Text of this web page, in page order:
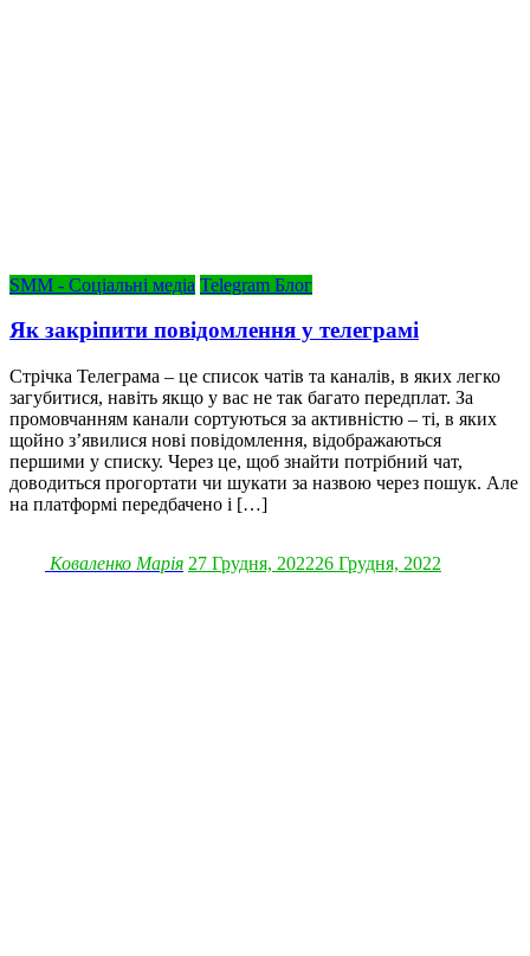
SMM - Соціальні медіа Telegram Блог
Як закріпити повідомлення у телеграмі
Стрічка Телеграма – це список чатів та каналів, в яких легко
загубитися, навіть якщо у вас не так багато передплат. За
промовчанням канали сортуються за активністю – ті, в яких
щойно з’явилися нові повідомлення, відображаються
першими у списку. Через це, щоб знайти потрібний чат,
доводиться прогортати чи шукати за назвою через пошук. Але
на платформі передбачено і […]
Коваленко Марія 27 Грудня, 202226 Грудня, 2022